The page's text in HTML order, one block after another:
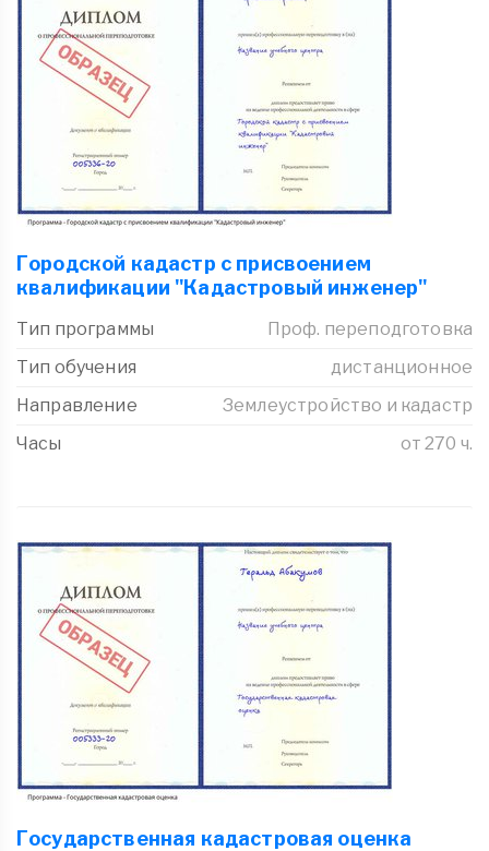
Городской кадастр с присвоением
квалификации "Кадастровый инженер"
Тип программы
Проф. переподготовка
Тип обучения
дистанционное
Направление
Землеустройство и кадастр
Часы
от 270 ч.
Государственная кадастровая оценка